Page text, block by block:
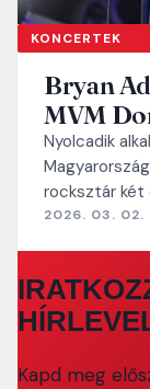
KONCERTEK
Bryan
MVM
Nyolcadik
rocksztár
2026. 03. 02.
Kapd meg